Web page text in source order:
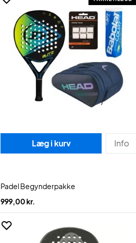
Læg i kurv Info
Padel Begynderpakke
999,00 kr.